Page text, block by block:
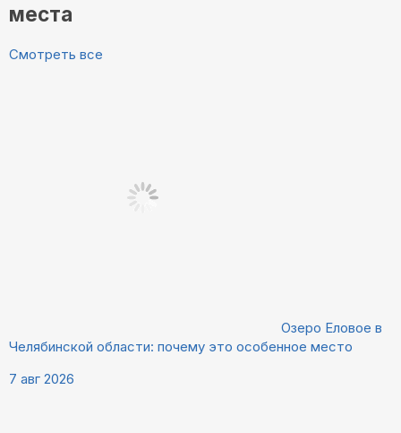
места
Смотреть все
Озеро Еловое в
Челябинской области: почему это особенное место
7 авг 2026